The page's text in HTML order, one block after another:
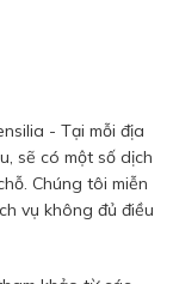
- Tại mỗi địa
sẽ có một số dịch
Chúng tôi miễn
vụ không đủ điều